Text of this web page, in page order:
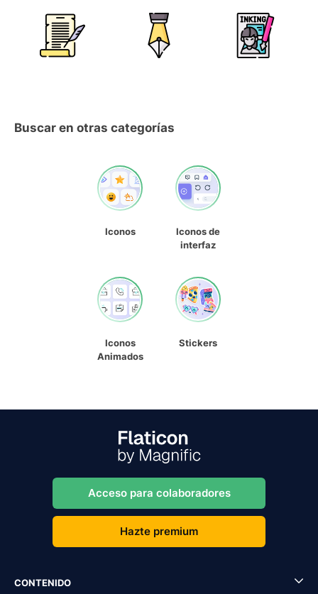
Buscar en otras categorías
Iconos
Iconos de
interfaz
Iconos
Animados
Stickers
Acceso para colaboradores
Hazte premium
CONTENIDO